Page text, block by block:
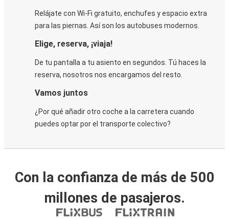
Relájate con Wi-Fi gratuito, enchufes y espacio extra
para las piernas. Así son los autobuses modernos.
Elige, reserva, ¡viaja!
De tu pantalla a tu asiento en segundos. Tú haces la
reserva, nosotros nos encargamos del resto.
Vamos juntos
¿Por qué añadir otro coche a la carretera cuando
puedes optar por el transporte colectivo?
Con la confianza de más de 500
millones de pasajeros.